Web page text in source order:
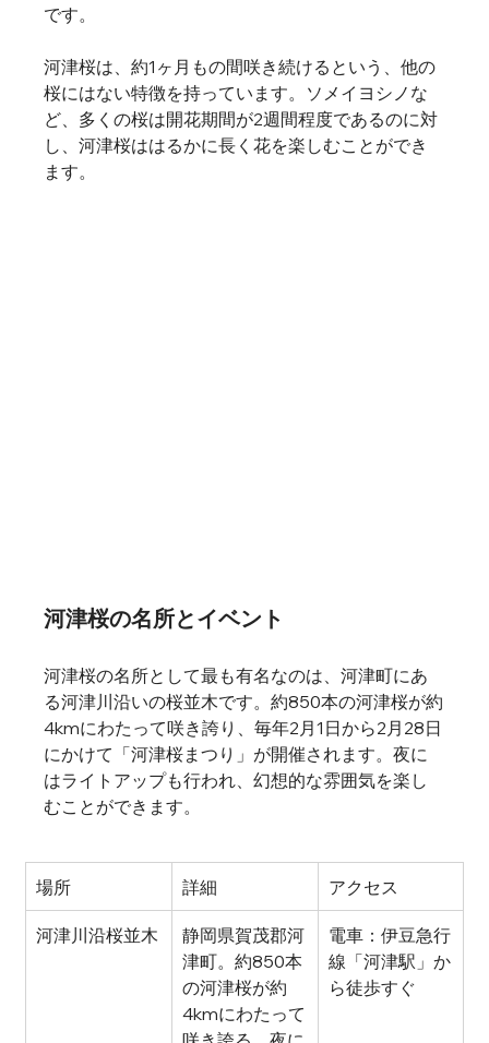
です。
河津桜は、約1ヶ月もの間咲き続けるという、他の
桜にはない特徴を持っています。ソメイヨシノな
ど、多くの桜は開花期間が2週間程度であるのに対
し、河津桜ははるかに長く花を楽しむことができ
ます。
河津桜の名所とイベント
河津桜の名所として最も有名なのは、河津町にあ
る河津川沿いの桜並木です。約850本の河津桜が約
4kmにわたって咲き誇り、毎年2月1日から2月28日
にかけて「河津桜まつり」が開催されます。夜に
はライトアップも行われ、幻想的な雰囲気を楽し
むことができます。
場所 詳細 アクセス
河津川沿桜並木
静岡県賀茂郡河
津町。約850本
の河津桜が約
4kmにわたって
電車：伊豆急行
線「河津駅」か
ら徒歩すぐ